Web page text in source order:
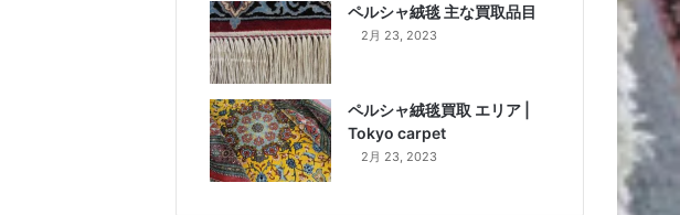
ペルシャ絨毯 主な買取品目
2月 23, 2023
ペルシャ絨毯買取 エリア |
Tokyo carpet
2月 23, 2023